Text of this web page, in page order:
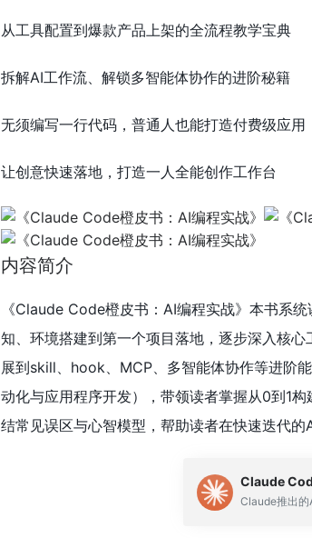
从工具配置到爆款产品上架的全流程教学宝典
拆解AI工作流、解锁多智能体协作的进阶秘籍
无须编写一行代码，普通人也能打造付费级应用
让创意快速落地，打造一人全能创作工作台
内容简介
《Claude Code橙皮书：AI编程实战》本书系
知、环境搭建到第一个项目落地，逐步深入核
展到skill、hook、MCP、多智能体协作等进阶
动化与应用程序开发），带领读者掌握从0到1
结常见误区与心智模型，帮助读者在快速迭代的
Claude
Claude推出的